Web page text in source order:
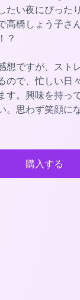
たい夜にぴった
高橋しょう子さ
？
想ですが、スト
ので、忙しい日
す。興味を持っ
。思わず笑顔に
購入する